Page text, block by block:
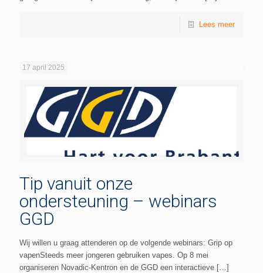
Lees meer
17 april 2025
Tip vanuit onze
ondersteuning – webinars
GGD
Wij willen u graag attenderen op de volgende webinars: Grip op
vapenSteeds meer jongeren gebruiken vapes. Op 8 mei
organiseren Novadic-Kentron en de GGD een interactieve […]